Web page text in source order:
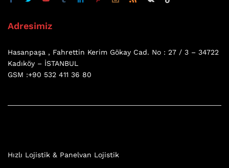
Adresimiz
Hasanpaşa , Fahrettin Kerim Gökay Cad. No : 27 / 3 – 34722
Kadıköy – İSTANBUL
GSM :+90 532 411 36 80
Hızlı Lojistik & Panelvan Lojistik